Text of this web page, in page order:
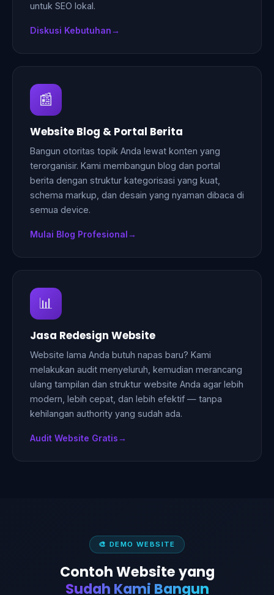
untuk SEO lokal.
Diskusi Kebutuhan
📰
Website Blog & Portal Berita
Bangun otoritas topik Anda lewat konten yang
terorganisir. Kami membangun blog dan portal
berita dengan struktur kategorisasi yang kuat,
schema markup, dan desain yang nyaman dibaca di
semua device.
Mulai Blog Profesional
📊
Jasa Redesign Website
Website lama Anda butuh napas baru? Kami
melakukan audit menyeluruh, kemudian merancang
ulang tampilan dan struktur website Anda agar lebih
modern, lebih cepat, dan lebih efektif — tanpa
kehilangan authority yang sudah ada.
Audit Website Gratis
🎨 DEMO WEBSITE
Contoh Website yang
Sudah Kami Bangun